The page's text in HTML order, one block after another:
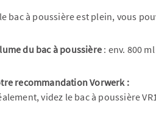
bac à poussière est plein, vous
du bac à poussière : env. 800 ml
recommandation Vorwerk :
videz le bac à poussière